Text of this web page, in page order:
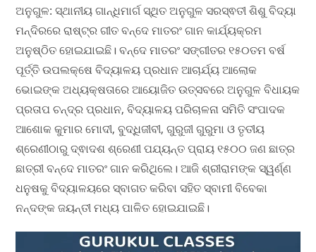
ଅନୁଗୁଳ: ସ୍ଥାନୀୟ ଗାନ୍ଧିମାର୍ଗ ସ୍ଥିତ ଅନୁଗୁଳ ସରସ୍ଵତୀ ଶିଶୁ ବିଦ୍ୟା
ମନ୍ଦିରରେ ରାଷ୍ଟ୍ର ଗୀତ ବନ୍ଦେ ମାତରଂ ଗାନ କାର୍ଯ୍ୟକ୍ରମ
ଅନୁଷ୍ଠିତ ହୋଇଯାଇଛି। ବନ୍ଦେ ମାତରଂ ସଙ୍ଗୀତର ୧୫୦ତମ ବର୍ଷ
ପୂର୍ତ୍ତି ଉପଲକ୍ଷେ ବିଦ୍ୟାଳୟ ପ୍ରଧାନ ଆଚାର୍ଯ୍ୟ ଆଲୋକ
ଭୋଇଙ୍କ ଅଧ୍ୟକ୍ଷତାରେ ଆୟୋଜିତ ଉତ୍ସବରେ ଅନୁଗୁଳ ବିଧାୟକ
ପ୍ରତାପ ଚନ୍ଦ୍ର ପ୍ରଧାନ, ବିଦ୍ୟାଳୟ ପରିଚାଳନା ସମିତି ସଂପାଦକ
ଆଶୋକ କୁମାର ମୋଦୀ, ବୁଦ୍ଧିଜୀବୀ, ଗୁରୁଜୀ ଗୁରୁମା ଓ ତୃତୀୟ
ଶ୍ରେଣୀଠାରୁ ଦ୍ଵାଦଶ ଶ୍ରେଣୀ ପଯ୍ୟନ୍ତ ପ୍ରାୟ ୧୫୦୦ ଜଣ ଛାତ୍ର
ଛାତ୍ରୀ ବନ୍ଦେ ମାତରଂ ଗାନ କରିଥିଲେ। ଆଜି ଶ୍ରୀରାମଙ୍କ ସ୍ୱର୍ଣ୍ଣ
ଧନୁଷକୁ ବିଦ୍ୟାଳୟରେ ସ୍ବାଗତ କରିବା ସହିତ ସ୍ବାମୀ ବିବେକା
ନନ୍ଦଙ୍କ ଜୟନ୍ତୀ ମଧ୍ୟ ପାଳିତ ହୋଇଯାଇଛି।